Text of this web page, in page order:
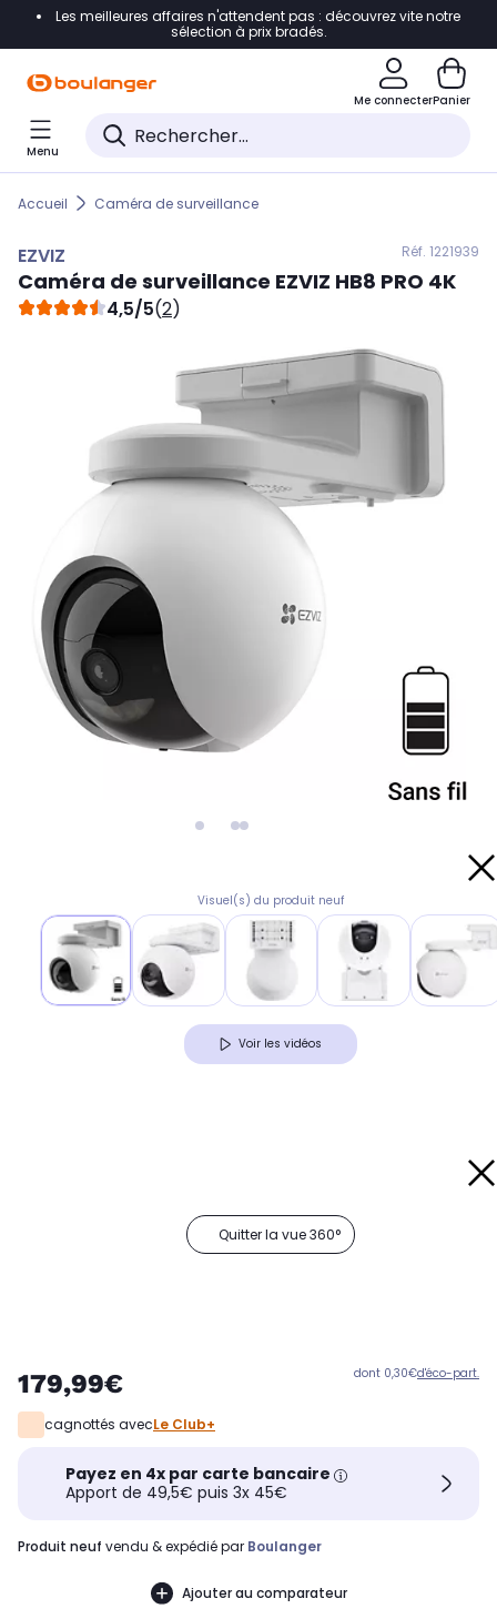
Accéder directement à la navigation
Accéder directement au pied de page
Accéder directement au chatbot
Les meilleures affaires n'attendent pas : découvrez vite notre
sélection à prix bradés.
Me connecterPanier
Menu
Accueil Caméra de surveillance
EZVIZ Réf. 1221939
Caméra de surveillance EZVIZ HB8 PRO 4K
4,5/5(2)
Visuel(s) du produit neuf
Voir les vidéos
Quitter la vue 360°
179,99€ dont 0,30€d'éco-part.
cagnottés avecLe Club+
Payez en 4x par carte bancaire
Apport de 49,5€ puis 3x 45€
produit neuf vendu & expédié par Boulanger
Ajouter au comparateur